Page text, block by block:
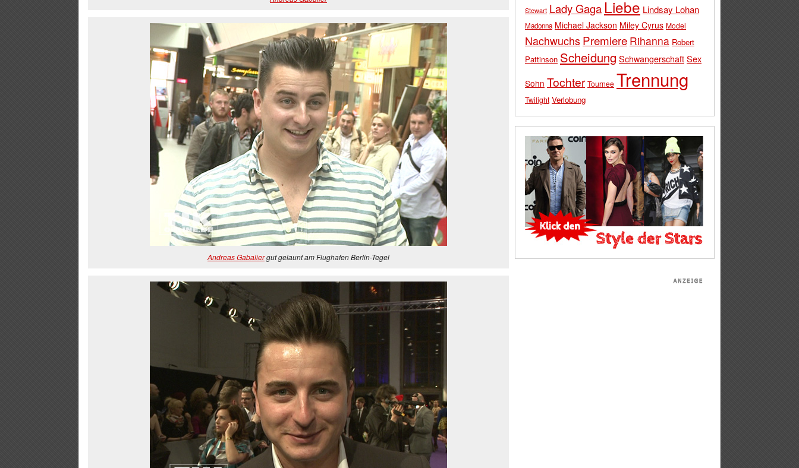
Andreas Gabaliergut gelaunt am Flughafen Berlin-Tegel
Stewart Lady Gaga Liebe Lindsay Lohan
Madonna Michael Jackson Miley Cyrus Model
Nachwuchs Premiere Rihanna Robert
Pattinson Scheidung SchwangerschaftSex
Sohn Tochter Tournee Trennung
Twilight Verlobung